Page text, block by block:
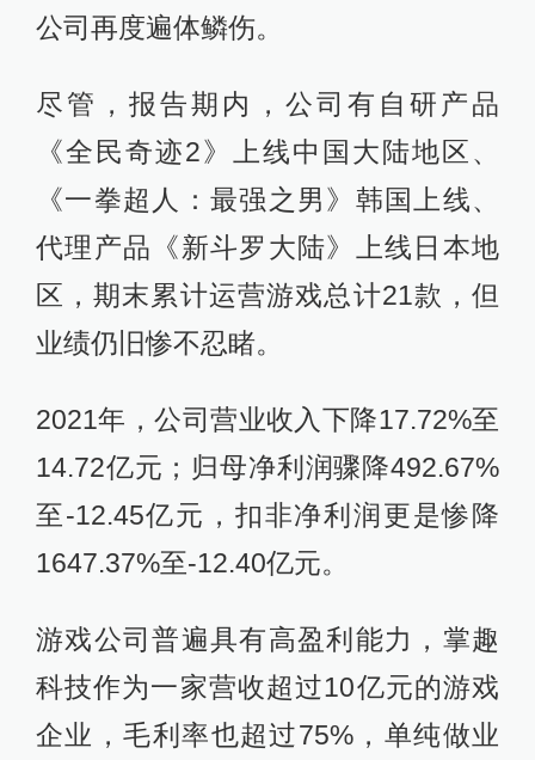
公司再度遍体鳞伤。
尽管，报告期内，公司有自研产品
《全民奇迹2》上线中国大陆地区、
《一拳超人：最强之男》韩国上线、
代理产品《新斗罗大陆》上线日本地
区，期末累计运营游戏总计21款，但
业绩仍旧惨不忍睹。
2021年，公司营业收入下降17.72%至
14.72亿元；归母净利润骤降492.67%
至-12.45亿元，扣非净利润更是惨降
1647.37%至-12.40亿元。
游戏公司普遍具有高盈利能力，掌趣
科技作为一家营收超过10亿元的游戏
企业，毛利率也超过75%，单纯做业